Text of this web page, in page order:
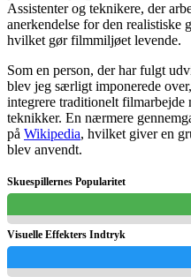
Assistenter og teknikere, der
anerkendelse for den realistiske
hvilket gør filmmiljøet levende.
Som en person, der har fulgt
blev jeg særligt imponerede
integrere traditionelt filmarbejde
teknikker. En nærmere
på Wikipedia, hvilket giver en
blev anvendt.
Skuespillernes Popularitet
Visuelle Effekters Indtryk